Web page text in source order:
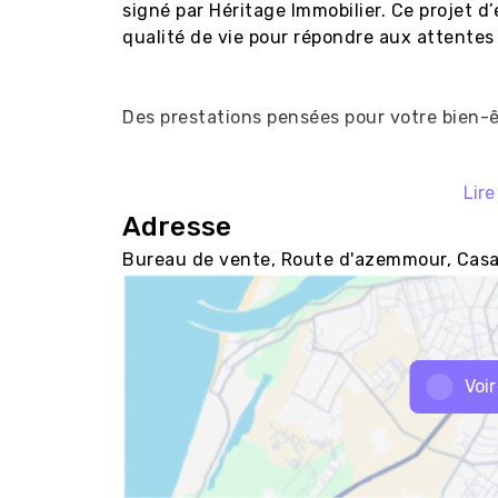
signé par Héritage Immobilier. Ce projet
qualité de vie pour répondre aux
Des prestations pensées pour votre bien-
Piscine
Salle de fitness
Kids Club
Des appartements conçus pour votre
Appartements F3 dès 81 m²
Appartements F4 dès 97 m²
Résidence sécurisée avec
Adresse
Bureau de vente, Route d'azemmour,